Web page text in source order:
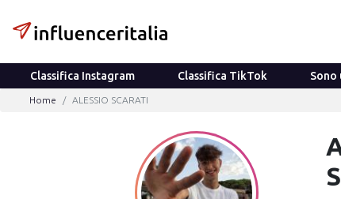
Classifica Instagram Classifica TikTok Sono
Home ALESSIO SCARATI